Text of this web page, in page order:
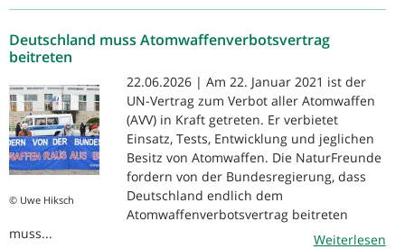
Deutschland muss Atomwaffenverbotsvertrag
beitreten
© Uwe Hiksch
22.06.2026 | Am 22. Januar 2021 ist der
UN-Vertrag zum Verbot aller Atomwaffen
(AVV) in Kraft getreten. Er verbietet
Einsatz, Tests, Entwicklung und jeglichen
Besitz von Atomwaffen. Die NaturFreunde
fordern von der Bundesregierung, dass
Deutschland endlich dem
Atomwaffenverbotsvertrag beitreten
muss...
Weiterlesen